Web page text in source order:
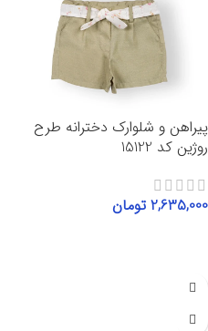
پیراهن و شلوارک دخترانه طرح
روژین کد 15122
2,635,000 تومان